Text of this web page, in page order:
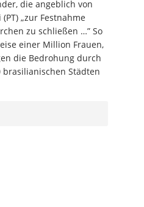
die angeblich von
„zur Festnahme
zu schließen …” So
einer Million Frauen,
die Bedrohung durch
Städten